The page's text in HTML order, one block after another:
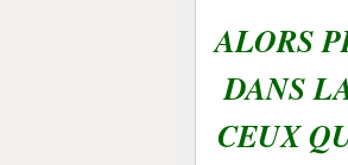
ALORS
DANS
CEUX